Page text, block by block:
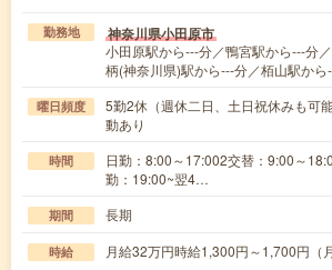
勤務地 神奈川県小田原市
小田原駅から---分／鴨宮駅から---分
柄(神奈川県)駅から---分／栢山駅から
曜日頻度
5勤2休（週休二日、土日祝休みも可
動あり
時間
日勤：8:00～17:002交替：9:00～
勤：19:00~翌4…
期間 長期
時給 月給32万円時給1,300円～1,700円（